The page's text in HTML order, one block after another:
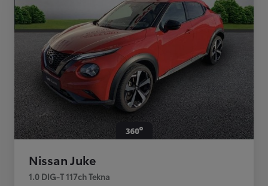
Nissan Juke
1.0 DIG-T 117ch Tekna